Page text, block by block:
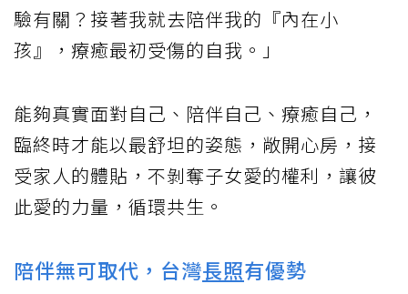
驗有關？接著我就去陪伴我的『內在小
孩』，療癒最初受傷的自我。」
能夠真實面對自己、陪伴自己、療癒自己，
臨終時才能以最舒坦的姿態，敞開心房，接
受家人的體貼，不剝奪子女愛的權利，讓彼
此愛的力量，循環共生。
陪伴無可取代，台灣長照有優勢